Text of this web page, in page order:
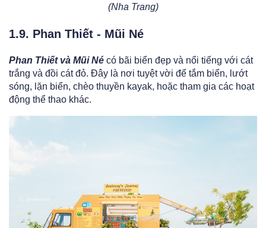
(Nha Trang)
1.9. Phan Thiết - Mũi Né
Phan Thiết và Mũi Né có bãi biển đẹp và nổi tiếng với cát
trắng và đồi cát đỏ. Đây là nơi tuyệt vời để tắm biển, lướt
sóng, lặn biển, chèo thuyền kayak, hoặc tham gia các hoạt
động thể thao khác.